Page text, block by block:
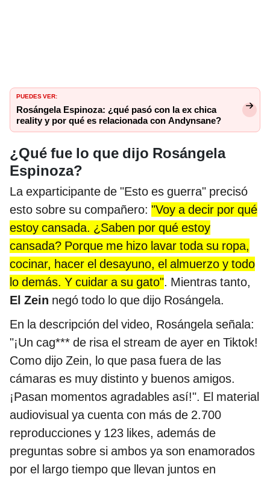
PUEDES VER:
Rosángela Espinoza: ¿qué pasó con la ex chica
reality y por qué es relacionada con Andynsane?
¿Qué fue lo que dijo Rosángela
Espinoza?
La exparticipante de "Esto es guerra" precisó
esto sobre su compañero: "Voy a decir por qué
estoy cansada. ¿Saben por qué estoy
cansada? Porque me hizo lavar toda su ropa,
cocinar, hacer el desayuno, el almuerzo y todo
lo demás. Y cuidar a su gato". Mientras tanto,
El Zein negó todo lo que dijo Rosángela.
En la descripción del video, Rosángela señala:
"¡Un cag*** de risa el stream de ayer en Tiktok!
Como dijo Zein, lo que pasa fuera de las
cámaras es muy distinto y buenos amigos.
¡Pasan momentos agradables así!". El material
audiovisual ya cuenta con más de 2.700
reproducciones y 123 likes, además de
preguntas sobre si ambos ya son enamorados
por el largo tiempo que llevan juntos en